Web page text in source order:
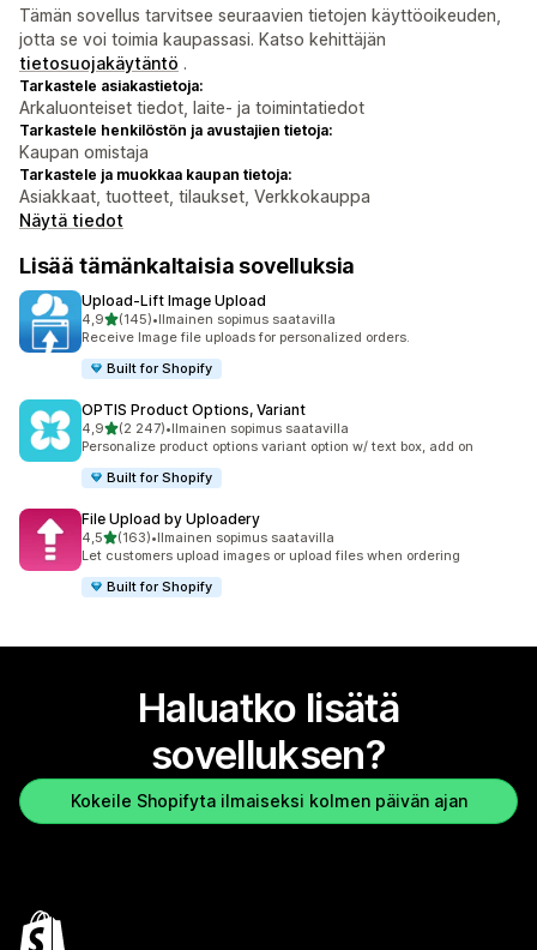
Tämän sovellus tarvitsee seuraavien tietojen käyttöoikeuden,
jotta se voi toimia kaupassasi. Katso kehittäjän
tietosuojakäytäntö .
Tarkastele asiakastietoja:
Arkaluonteiset tiedot, laite- ja toimintatiedot
Tarkastele henkilöstön ja avustajien tietoja:
Kaupan omistaja
Tarkastele ja muokkaa kaupan tietoja:
Asiakkaat, tuotteet, tilaukset, Verkkokauppa
Näytä tiedot
Lisää tämänkaltaisia sovelluksia
Upload‑Lift Image Upload
4,9/ 5 tähteä
(145)
145 arvostelua yhteensä
•Ilmainen sopimus saatavilla
Receive Image file uploads for personalized orders.
Built for Shopify
OPTIS Product Options, Variant
4,9/ 5 tähteä
(2 247)
2247 arvostelua yhteensä
•Ilmainen sopimus saatavilla
Personalize product options variant option w/ text box, add on
Built for Shopify
File Upload by Uploadery
4,5/ 5 tähteä
(163)
163 arvostelua yhteensä
•Ilmainen sopimus saatavilla
Let customers upload images or upload files when ordering
Built for Shopify
Haluatko lisätä
sovelluksen?
Kokeile Shopifyta ilmaiseksi kolmen päivän ajan